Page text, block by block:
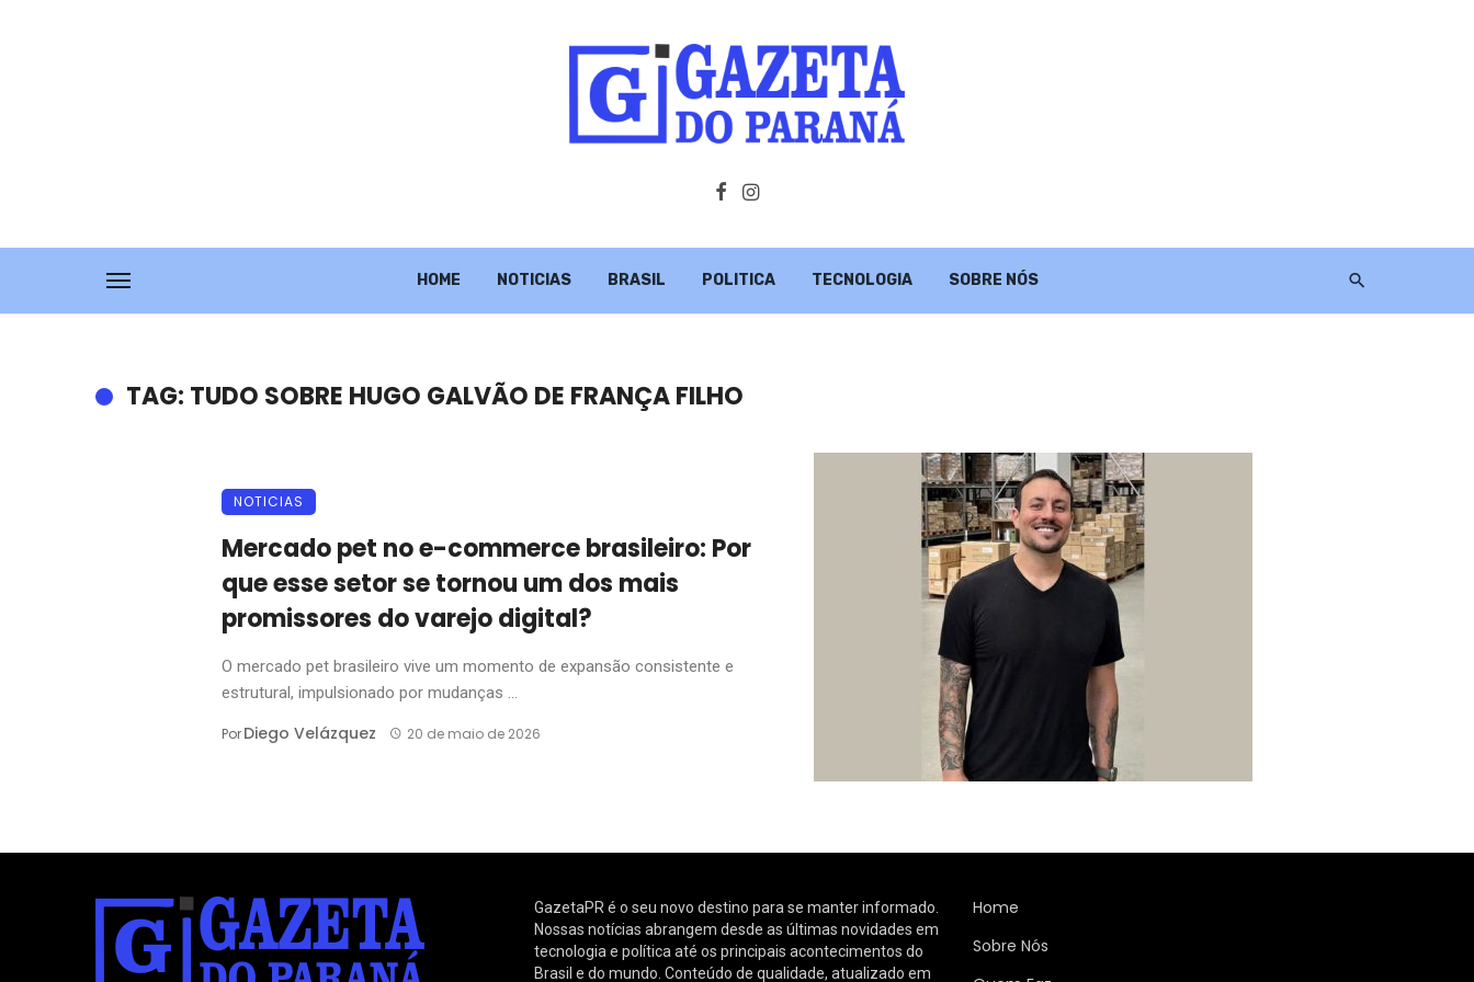
HOME NOTICIAS BRASIL POLITICA TECNOLOGIA SOBRE NÓS
TAG: TUDO SOBRE HUGO GALVÃO DE FRANÇA FILHO
NOTICIAS
Mercado pet no e-commerce brasileiro: Por
que esse setor se tornou um dos mais
promissores do varejo digital?
O mercado pet brasileiro vive um momento de expansão consistente e
estrutural, impulsionado por mudanças ...
PorDiego Velázquez 20 de maio de 2026
GazetaPR é o seu novo destino para se manter informado.
Nossas notícias abrangem desde as últimas novidades em
tecnologia e política até os principais acontecimentos do
Brasil e do mundo. Conteúdo de qualidade, atualizado em
Home
Sobre Nós